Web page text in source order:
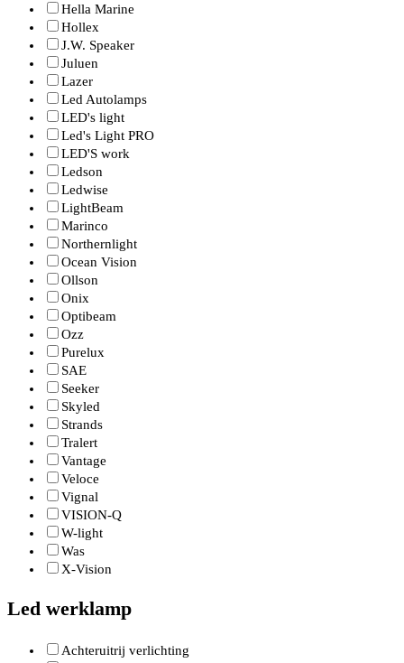
Hella Marine
Hollex
J.W. Speaker
Juluen
Lazer
Led Autolamps
LED's light
Led's Light PRO
LED'S work
Ledson
Ledwise
LightBeam
Marinco
Northernlight
Ocean Vision
Ollson
Onix
Optibeam
Ozz
Purelux
SAE
Seeker
Skyled
Strands
Tralert
Vantage
Veloce
Vignal
VISION-Q
W-light
Was
X-Vision
Led werklamp
Achteruitrij verlichting